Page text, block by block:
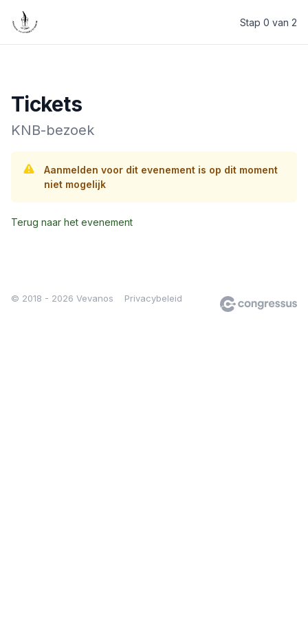
Vevanos
Stap 0 van 2
Tickets
KNB-bezoek
Aanmelden voor dit evenement is op dit moment
niet mogelijk
Terug naar het evenement
© 2018 - 2026 Vevanos Privacybeleid